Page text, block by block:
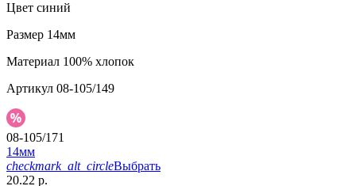
Цвет синий
Размер 14мм
Материал 100% хлопок
Артикул 08-105/149
08-105/171
14мм
checkmark_alt_circleВыбрать
20.22 р.